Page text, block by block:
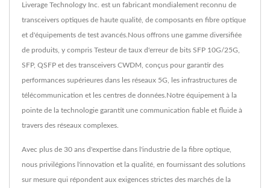
Liverage Technology Inc. est un fabricant mondialement reconnu de
transceivers optiques de haute qualité, de composants en fibre optique
et d'équipements de test avancés.Nous offrons une gamme diversifiée
de produits, y compris Testeur de taux d'erreur de bits SFP 10G/25G,
SFP, QSFP et des transceivers CWDM, conçus pour garantir des
performances supérieures dans les réseaux 5G, les infrastructures de
télécommunication et les centres de données.Notre équipement à la
pointe de la technologie garantit une communication fiable et fluide à
travers des réseaux complexes.
Avec plus de 30 ans d'expertise dans l'industrie de la fibre optique,
nous privilégions l'innovation et la qualité, en fournissant des solutions
sur mesure qui répondent aux exigences strictes des marchés de la